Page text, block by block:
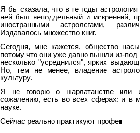
Я бы сказала, что в те годы
ней был неподдельный и искренний,
иностранными астрологами,
Издавалось множество книг.
Сегодня, мне кажется, общество
потому что они уже давно вышли из-под
несколько "усреднился", ярких
Но, тем не менее, владение
культуру.
Я не говорю о шарлатанстве или
сожалению, есть во всех сферах: и в
науке.
Сейчас реально практикуют профе